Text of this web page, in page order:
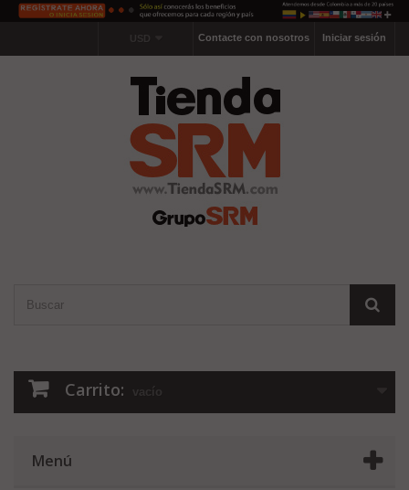
Iniciar sesión
Contacte con nosotros
Carrito: vacío
Menú